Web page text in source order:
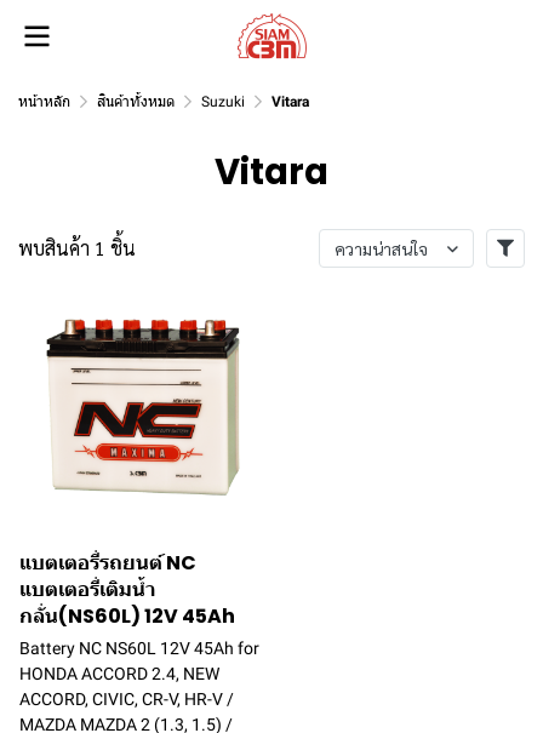
หน้าหลัก สินค้าทั้งหมด Suzuki Vitara
Vitara
พบสินค้า 1 ชิ้น ความน่าสนใจ
แบตเตอรี่รถยนต์ NC
แบตเตอรี่เติมน้ำ
กลั่น(NS60L) 12V 45Ah
Battery NC NS60L 12V 45Ah for
HONDA ACCORD 2.4, NEW
ACCORD, CIVIC, CR-V, HR-V /
MAZDA MAZDA 2 (1.3, 1.5) /